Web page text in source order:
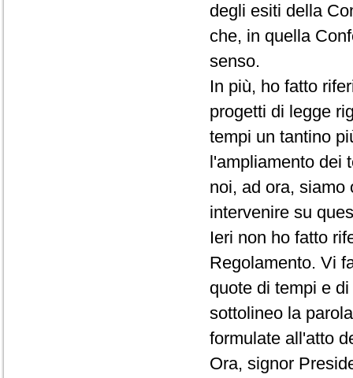
degli esiti della
che, in quella
senso.
In più, ho fatto
progetti di legge
tempi un tantino
l'ampliamento dei
noi, ad ora, siamo
intervenire su
Ieri non ho fatto
Regolamento. Vi
quote di tempi e
sottolineo la
formulate all'atto
Ora, signor